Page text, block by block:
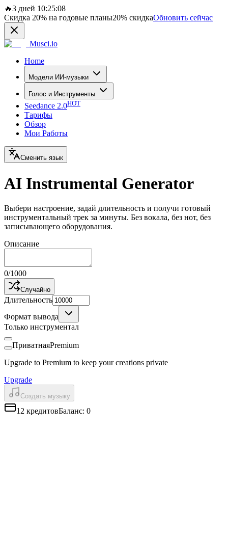
🔥3 дней 10:25:08
Скидка 20% на годовые планы20% скидкаОбновить сейчас
Musci.io
Home
Модели ИИ-музыки
Голос и Инструменты
Seedance 2.0HOT
Тарифы
Обзор
Мои Работы
Сменить язык
AI Instrumental Generator
Выбери настроение, задай длительность и получи готовый
инструментальный трек за минуты. Без вокала, без нот, без
записывающего оборудования.
Описание
0/1000
Случайно
Длительность
Формат вывода
Только инструментал
ПриватнаяPremium
Upgrade to Premium to keep your creations private
Upgrade
Создать музыку
12 кредитовБаланс: 0